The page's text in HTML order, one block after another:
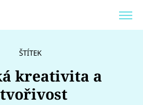
ŠTÍTEK
kreativita a
tvořivost